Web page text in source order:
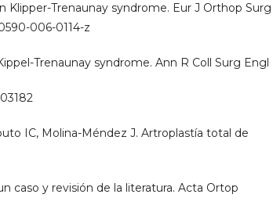
Klipper-Trenaunay syndrome. Eur J Orthop Surg
006-0114-z
Trenaunay syndrome. Ann R Coll Surg Engl
IC, Molina-Méndez J. Artroplastía total de
caso y revisión de la literatura. Acta Ortop